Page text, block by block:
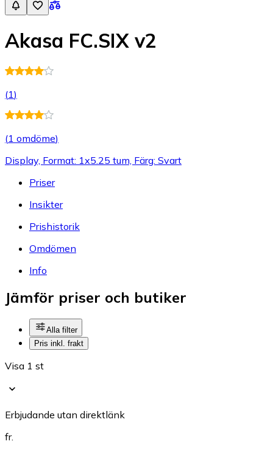
Akasa FC.SIX v2
(1)
(1 omdöme)
Display, Format: 1x5.25 tum, Färg: Svart
Priser
Insikter
Prishistorik
Omdömen
Info
Jämför priser och butiker
Alla filter
Pris inkl. frakt
Visa 1 st
Erbjudande utan direktlänk
fr.